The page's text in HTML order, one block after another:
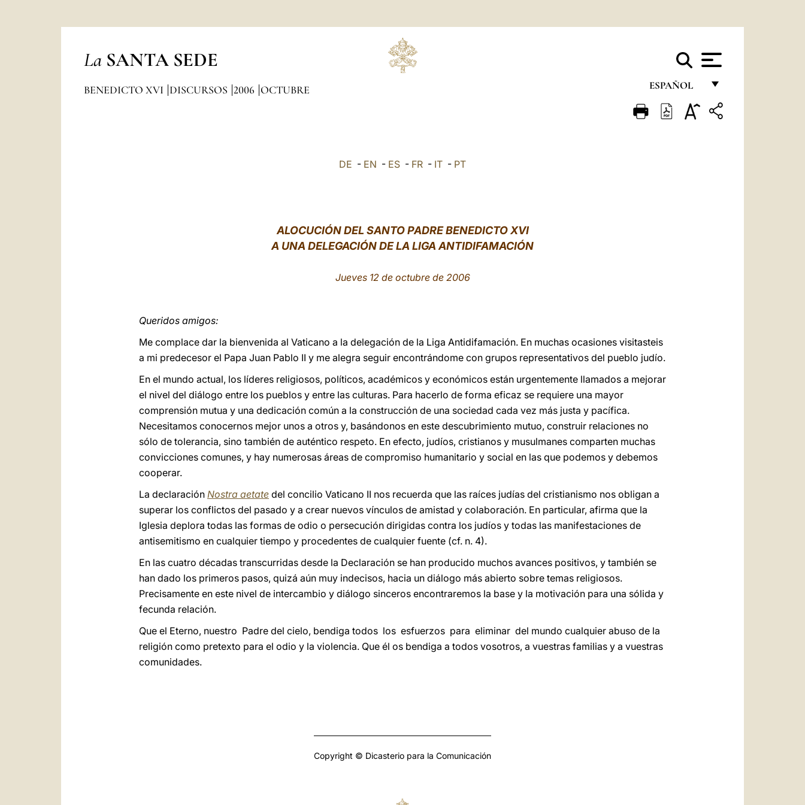
La SANTA SEDE
ESPAÑOL
FRANÇAIS
BENEDICTO XVI DISCURSOS 2006 OCTUBRE
DE - EN - ES - FR - IT - PT
ALOCUCIÓN DEL SANTO PADRE BENEDICTO XVI
A UNA DELEGACIÓN DE LA LIGA ANTIDIFAMACIÓN
Jueves 12 de octubre de 2006
Queridos amigos:
Me complace dar la bienvenida al Vaticano a la delegación de la Liga Antidifamación. En muchas ocasiones visitasteis
a mi predecesor el Papa Juan Pablo II y me alegra seguir encontrándome con grupos representativos del pueblo judío.
En el mundo actual, los líderes religiosos, políticos, académicos y económicos están urgentemente llamados a mejorar
el nivel del diálogo entre los pueblos y entre las culturas. Para hacerlo de forma eficaz se requiere una mayor
comprensión mutua y una dedicación común a la construcción de una sociedad cada vez más justa y pacífica.
Necesitamos conocernos mejor unos a otros y, basándonos en este descubrimiento mutuo, construir relaciones no
sólo de tolerancia, sino también de auténtico respeto. En efecto, judíos, cristianos y musulmanes comparten muchas
convicciones comunes, y hay numerosas áreas de compromiso humanitario y social en las que podemos y debemos
cooperar.
La declaración Nostra aetate del concilio Vaticano II nos recuerda que las raíces judías del cristianismo nos obligan a
superar los conflictos del pasado y a crear nuevos vínculos de amistad y colaboración. En particular, afirma que la
Iglesia deplora todas las formas de odio o persecución dirigidas contra los judíos y todas las manifestaciones de
antisemitismo en cualquier tiempo y procedentes de cualquier fuente (cf. n. 4).
En las cuatro décadas transcurridas desde la Declaración se han producido muchos avances positivos, y también se
han dado los primeros pasos, quizá aún muy indecisos, hacia un diálogo más abierto sobre temas religiosos.
Precisamente en este nivel de intercambio y diálogo sinceros encontraremos la base y la motivación para una sólida y
fecunda relación.
Que el Eterno, nuestro Padre del cielo, bendiga todos los esfuerzos para eliminar del mundo cualquier abuso de la
religión como pretexto para el odio y la violencia. Que él os bendiga a todos vosotros, a vuestras familias y a vuestras
comunidades.
Copyright © Dicasterio para la Comunicación